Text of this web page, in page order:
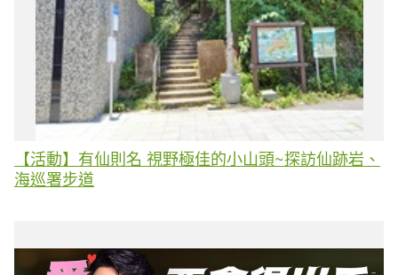
【活動】有仙則名 視野極佳的小山頭~探訪仙跡岩、
海巡署步道